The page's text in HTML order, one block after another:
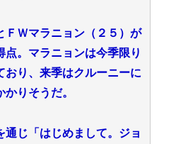
ＦＷマラニョン（２５）が
点。マラニョンは今季限り
おり、来季はクルーニーに
りそうだ。
通じ「はじめまして。ジョ